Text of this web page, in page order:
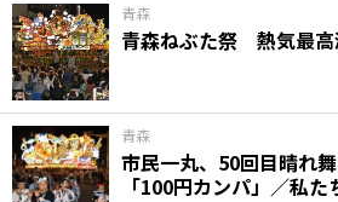
青森
青森ねぶた祭 熱気最高
青森
市民一丸、50回目晴れ
「100円カンパ」／私